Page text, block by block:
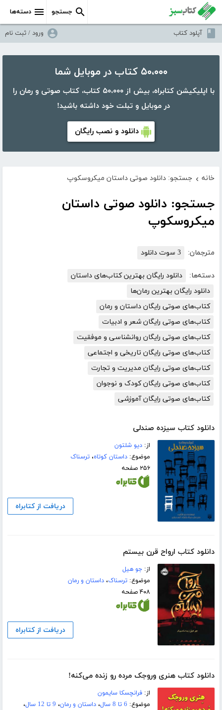
دسته‌ها جستجو
آپلود کتاب ورود / ثبت نام
۵۰،۰۰۰ کتاب در موبایل شما
با اپلیکیشن کتابراه، بیش از ۵۰،۰۰۰ کتاب، کتاب صوتی و رمان را
در موبایل و تبلت خود داشته باشید!
دانلود و نصب رایگان
خانه › جستجو: دانلود صوتی داستان میکروسکوپ
جستجو: دانلود صوتی داستان
میکروسکوپ
مترجمان: 3 سوت دانلود
دسته‌ها:
دانلود رایگان بهترین کتاب‌های داستان
دانلود رایگان بهترین رمان‌ها
کتاب‌های صوتی رایگان داستان و رمان
کتاب‌های صوتی رایگان شعر و ادبیات
کتاب‌های صوتی رایگان روانشناسی و موفقیت
کتاب‌های صوتی رایگان تاریخی و اجتماعی
کتاب‌های صوتی رایگان مدیریت و تجارت
کتاب‌های صوتی رایگان کودک و نوجوان
کتاب‌های صوتی رایگان آموزشی
دانلود کتاب سیزده صندلی
از:دیو شلتون
موضوع:داستان کوتاه،ترسناک
۲۵۶ صفحه
دریافت از کتابراه
دانلود کتاب ارواح قرن بیستم
از:جو ھیل
موضوع:ترسناک،داستان و رمان
۴۰۸ صفحه
دریافت از کتابراه
دانلود کتاب هنری وروجک مرده رو زنده می‌کنه!
از:فرانچسکا سایمون
موضوع: 6 تا 8 سال ،داستان و رمان، 9 تا 12 سال
،